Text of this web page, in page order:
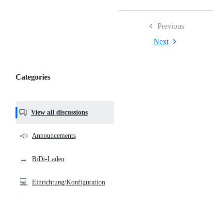
Categories,
helpful,
and
community
Categories
View all discussions
📣 Announcements
↔️ BiDi-Laden
💻 Einrichtung/Konfiguration
Previous
Next